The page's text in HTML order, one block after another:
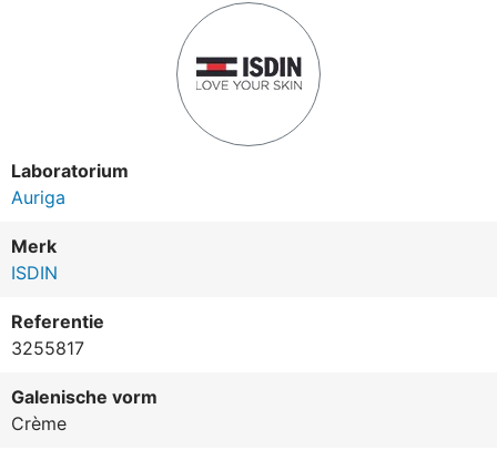
Laboratorium
Auriga
Merk
ISDIN
Referentie
3255817
Galenische vorm
Crème